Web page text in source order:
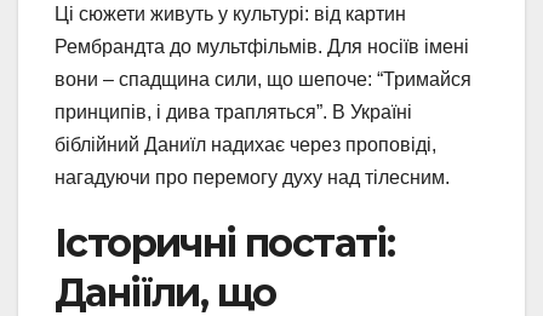
Ці сюжети живуть у культурі: від картин
Рембрандта до мультфільмів. Для носіїв імені
вони – спадщина сили, що шепоче: “Тримайся
принципів, і дива трапляться”. В Україні
біблійний Даниїл надихає через проповіді,
нагадуючи про перемогу духу над тілесним.
Історичні постаті:
Даніїли, що